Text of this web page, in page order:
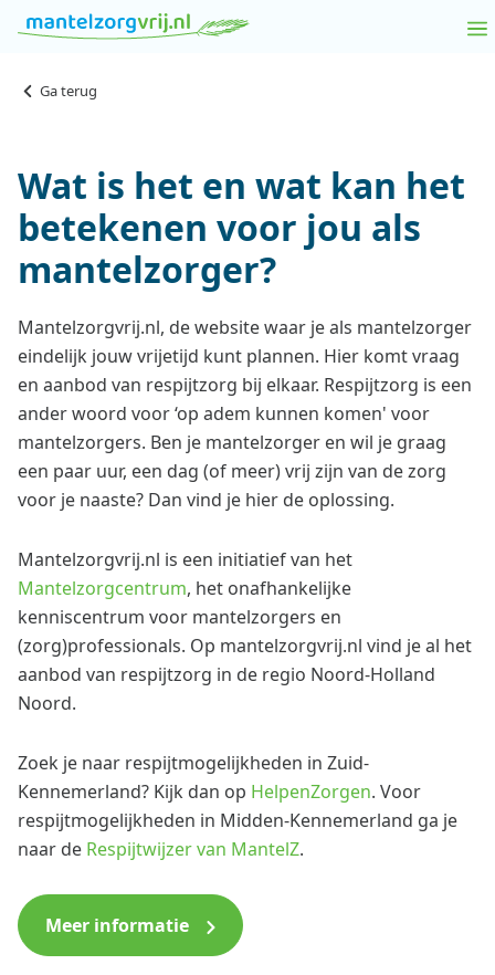
Ga terug
Wat is het en wat kan het
betekenen voor jou als
mantelzorger?
Mantelzorgvrij.nl, de website waar je als mantelzorger
eindelijk jouw vrijetijd kunt plannen. Hier komt vraag
en aanbod van respijtzorg bij elkaar. Respijtzorg is een
ander woord voor ‘op adem kunnen komen' voor
mantelzorgers. Ben je mantelzorger en wil je graag
een paar uur, een dag (of meer) vrij zijn van de zorg
voor je naaste? Dan vind je hier de oplossing.
Mantelzorgvrij.nl is een initiatief van het
Mantelzorgcentrum, het onafhankelijke
kenniscentrum voor mantelzorgers en
(zorg)professionals. Op mantelzorgvrij.nl vind je al het
aanbod van respijtzorg in de regio Noord-Holland
Noord.
Zoek je naar respijtmogelijkheden in Zuid-
Kennemerland? Kijk dan op HelpenZorgen. Voor
respijtmogelijkheden in Midden-Kennemerland ga je
naar de Respijtwijzer van MantelZ.
Meer informatie